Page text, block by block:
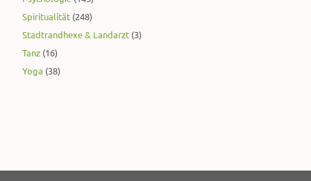
Spiritualität (248)
Stadtrandhexe & Landarzt (3)
Tanz (16)
Yoga (38)